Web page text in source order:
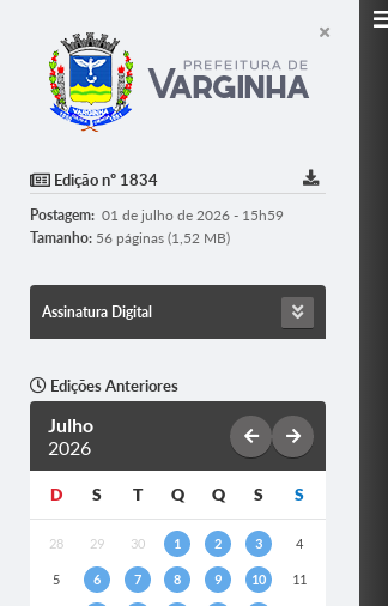
Edição nº 1834
Postagem: 01 de julho de 2026 - 15h59
Tamanho: 56 páginas (1,52 MB)
Assinatura Digital
Edições Anteriores
Julho
2026
D S T Q Q S S
28 29 30 1 2 3 4
5 6 7 8 9 10 11